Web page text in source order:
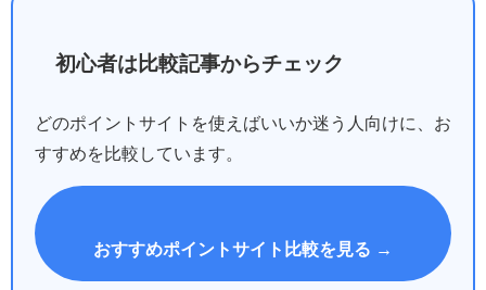
初心者は比較記事からチェック
どのポイントサイトを使えばいいか迷う人向けに、お
すすめを比較しています。
おすすめポイントサイト比較を見る →